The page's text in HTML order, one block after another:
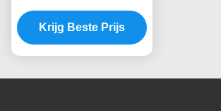
van het het
Stootkussenspeelgoed
van de de
Reeks van de de
Krijg Beste Prijs